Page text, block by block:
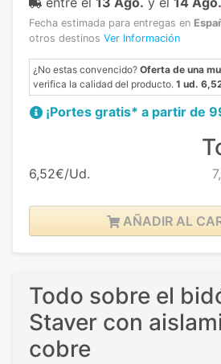
Fecha estimada para entregas en
otros destinos Ver Información
¿No estas convencido? Oferta de una
verifica la calidad del producto. 1 ud.
¡Portes gratis* a partir de
6,52€/Ud.
AÑADIR AL
Todo sobre el
Staver con
cobre